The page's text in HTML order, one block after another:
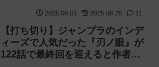
2025.08.01 2025.08.25 11
【打ち切り】ジャンプラのインデ
ィーズで人気だった『刃ノ眼』が
122話で最終回を迎えると作者が